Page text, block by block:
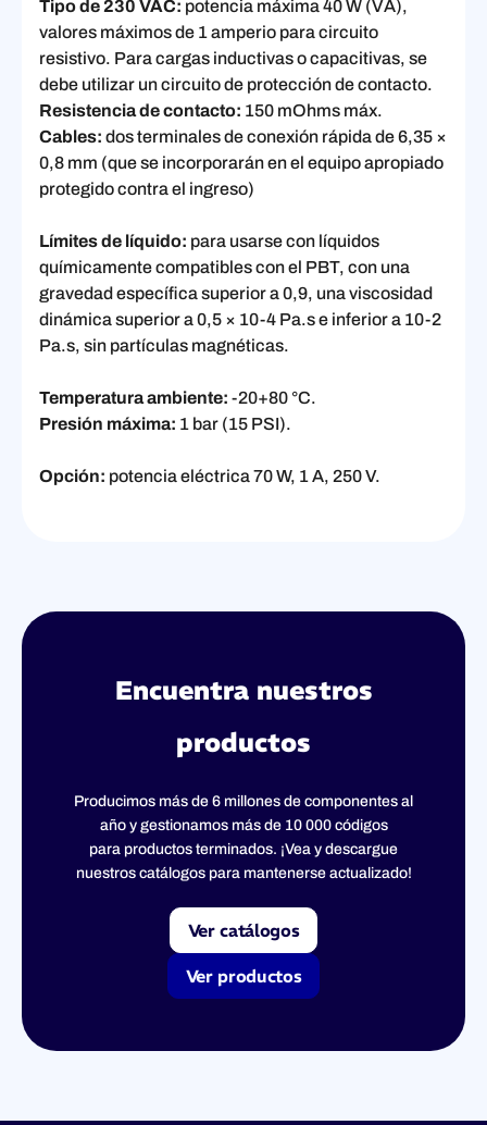
Tipo de 230 VAC: potencia máxima 40 W (VA),
valores máximos de 1 amperio para circuito
resistivo. Para cargas inductivas o capacitivas, se
debe utilizar un circuito de protección de contacto.
Resistencia de contacto: 150 mOhms máx.
Cables: dos terminales de conexión rápida de 6,35 ×
0,8 mm (que se incorporarán en el equipo apropiado
protegido contra el ingreso)
Límites de líquido: para usarse con líquidos
químicamente compatibles con el PBT, con una
gravedad específica superior a 0,9, una viscosidad
dinámica superior a 0,5 × 10-4 Pa.s e inferior a 10-2
Pa.s, sin partículas magnéticas.
Temperatura ambiente: -20+80 °C.
Presión máxima: 1 bar (15 PSI).
Opción: potencia eléctrica 70 W, 1 A, 250 V.
Encuentra nuestros
productos
Producimos más de 6 millones de componentes al
año y gestionamos más de 10 000 códigos
para productos terminados. ¡Vea y descargue
nuestros catálogos para mantenerse actualizado!
Ver catálogos
Ver productos